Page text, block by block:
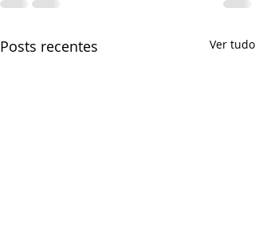
Posts recentes Ver tudo